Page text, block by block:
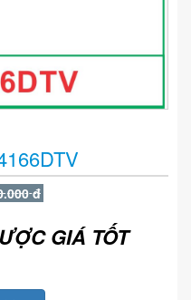
đ
GIÁ TỐT